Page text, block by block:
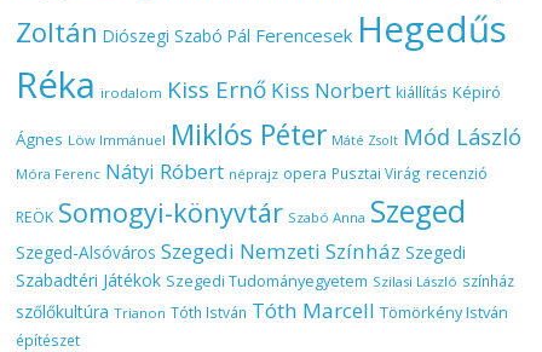
Zoltán Diószegi Szabó Pál Ferencesek Hegedűs
Réka irodalom Kiss Ernő Kiss Norbert kiállítás Képiró
Ágnes Löw Immánuel Miklós Péter Máté Zsolt Mód László
Móra Ferenc Nátyi Róbert néprajz opera Pusztai Virág recenzió
REÖK Somogyi-könyvtár Szabó Anna Szeged
Szeged-Alsóváros Szegedi Nemzeti Színház Szegedi
Szabadtéri Játékok Szegedi Tudományegyetem Szilasi László színház
szőlőkultúra Trianon Tóth István Tóth Marcell Tömörkény István
építészet